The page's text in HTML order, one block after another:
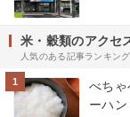
米・穀類のアクセ
人気のある記事ランキング
1
べちゃ
ーハン